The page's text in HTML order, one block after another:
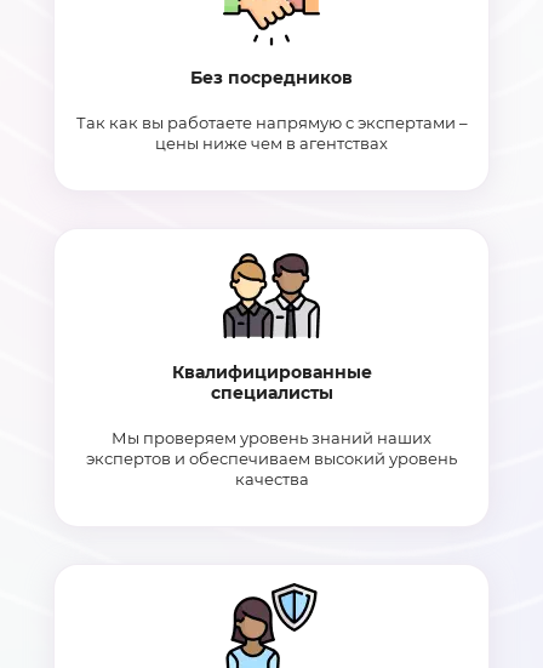
Без посредников
Так как вы работаете напрямую с экспертами –
цены ниже чем в агентствах
Квалифицированные
специалисты
Мы проверяем уровень знаний наших
экспертов и обеспечиваем высокий уровень
качества